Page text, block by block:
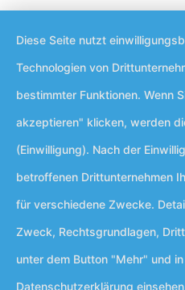
Diese Seite nutzt
Technologien von
bestimmter Funktionen. Wenn
akzeptieren" klicken, werden
(Einwilligung). Nach der
betroffenen Drittunternehmen
für verschiedene Zwecke.
Zweck, Rechtsgrundlagen,
unter dem Button "Mehr" und
Datenschutzerklärung